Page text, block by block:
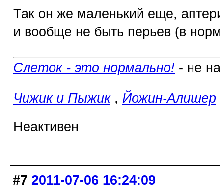
Так он же маленький еще,
и вообще не быть перьев (в
Слеток - это нормально! - не
Чижик и Пыжик, Йожин-Алишер
Неактивен
#7 2011-07-06 16:24:09